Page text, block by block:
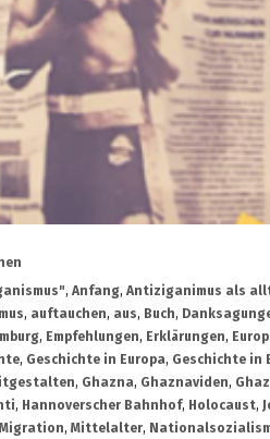
, Anfang, Antiziganimus als
, auftauchen, aus, Buch,
, Empfehlungen, Erklärungen,
, Geschichte in Europa, Geschichte in
, Ghazna, Ghaznaviden,
, Hannoverscher Bahnhof, Holocaust,
Migration, Mittelalter,